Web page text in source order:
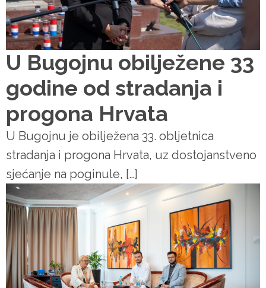
U Bugojnu obilježene 33
godine od stradanja i
progona Hrvata
U Bugojnu je obilježena 33. obljetnica
stradanja i progona Hrvata, uz dostojanstveno
sjećanje na poginule, […]